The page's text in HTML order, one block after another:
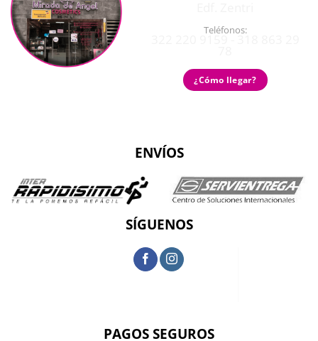
Teléfonos:
¿Cómo llegar?
ENVÍOS
SÍGUENOS
PAGOS SEGUROS